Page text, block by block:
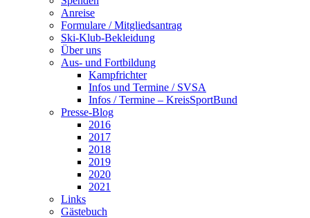
Anreise
Formulare / Mitgliedsantrag
Ski-Klub-Bekleidung
Über uns
Aus- und Fortbildung
Kampfrichter
Infos und Termine / SVSA
Infos / Termine – KreisSportBund
Presse-Blog
2016
2017
2018
2019
2020
2021
Links
Gästebuch